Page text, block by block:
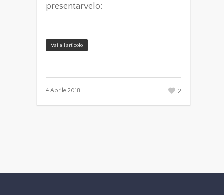
presentarvelo:
Vai all’articolo
4 Aprile 2018 2